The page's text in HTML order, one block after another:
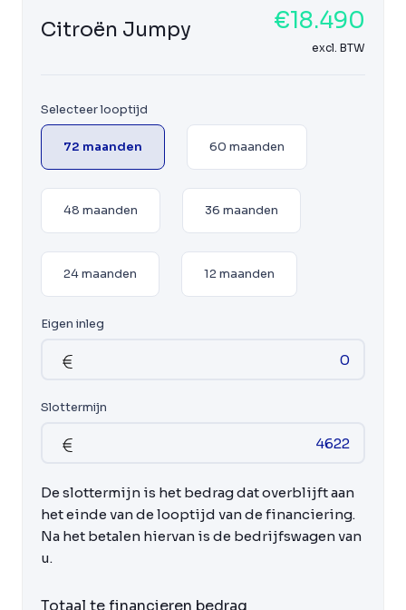
Citroën Jumpy €18.490
excl. BTW
Selecteer looptijd
72 maanden 60 maanden
48 maanden 36 maanden
24 maanden 12 maanden
Eigen inleg
Slottermijn
De slottermijn is het bedrag dat overblijft aan
het einde van de looptijd van de financiering.
Na het betalen hiervan is de bedrijfswagen van
u.
Totaal te financieren bedrag